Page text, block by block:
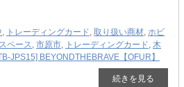
, トレーディングカード, 取り扱い商材, ホビ
ペース, 市原市, トレーディングカード, 木
JPS15] BEYONDTHEBRAVE【OFUR】
続きを見る